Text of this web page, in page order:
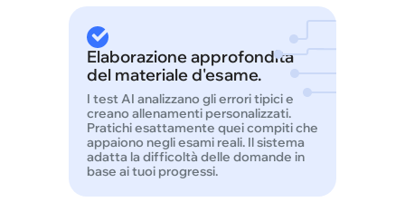
Elaborazione approfondita
del materiale d'esame.
I test AI analizzano gli errori tipici e
creano allenamenti personalizzati.
Pratichi esattamente quei compiti che
appaiono negli esami reali. Il sistema
adatta la difficoltà delle domande in
base ai tuoi progressi.